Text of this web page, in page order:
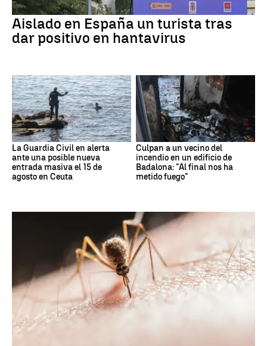
Aislado en España un turista tras
dar positivo en hantavirus
La Guardia Civil en alerta
ante una posible nueva
entrada masiva el 15 de
agosto en Ceuta
Culpan a un vecino del
incendio en un edificio de
Badalona: "Al final nos ha
metido fuego"